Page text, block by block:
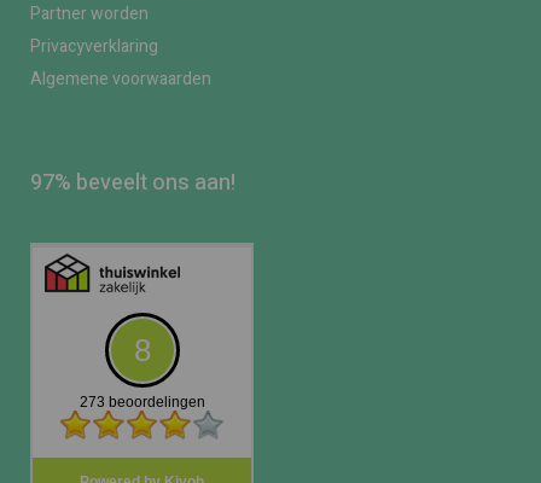
Partner worden
Privacyverklaring
Algemene voorwaarden
97% beveelt ons aan!